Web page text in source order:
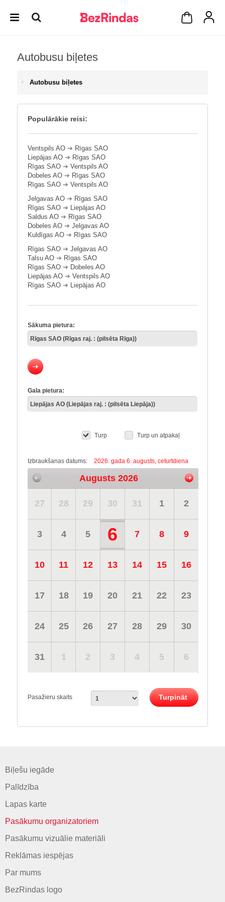
Autobusu biļetes
Autobusu biļetes
Populārākie reisi:
Ventspils AO ➔ Rīgas SAO
Liepājas AO ➔ Rīgas SAO
Rīgas SAO ➔ Ventspils AO
Dobeles AO ➔ Rīgas SAO
Rīgas SAO ➔ Ventspils AO
Jelgavas AO ➔ Rīgas SAO
Rīgas SAO ➔ Liepājas AO
Saldus AO ➔ Rīgas SAO
Dobeles AO ➔ Jelgavas AO
Kuldīgas AO ➔ Rīgas SAO
Rīgas SAO ➔ Jelgavas AO
Talsu AO ➔ Rīgas SAO
Rīgas SAO ➔ Dobeles AO
Liepājas AO ➔ Ventspils AO
Rīgas SAO ➔ Liepājas AO
Sākuma pietura:
Gala pietura:
Turp Turp un atpakaļ
Izbraukšanas datums: 2026. gada 6. augusts, ceturtdiena
Augusts 2026
27 28 29 30 31 1 2
3 4 5 6 7 8 9
10 11 12 13 14 15 16
17 18 19 20 21 22 23
24 25 26 27 28 29 30
31 1 2 3 4 5 6
Pasažieru skaits Turpināt
Biļešu iegāde
Palīdzība
Lapas karte
Pasākumu organizatoriem
Pasākumu vizuālie materiāli
Reklāmas iespējas
Par mums
BezRindas logo